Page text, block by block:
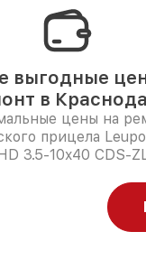
выгодные
в
цены на
прицела
3.5-10x40 CDS-